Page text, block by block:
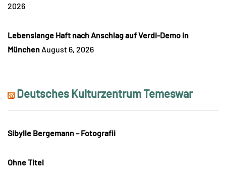
2026
Lebenslange Haft nach Anschlag auf Verdi-Demo in
München August 6, 2026
Deutsches Kulturzentrum Temeswar
Sibylle Bergemann – Fotografii
Ohne Titel